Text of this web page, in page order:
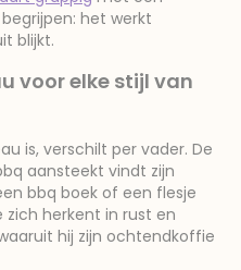
het werkt
blijkt.
voor elke stijl van
is, verschilt per vader. De
aansteekt vindt zijn
bbq boek of een flesje
zich herkent in rust en
hij zijn ochtendkoffie